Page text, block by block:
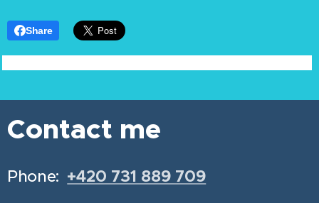
Share
Contact me
Phone: +420 731 889 709